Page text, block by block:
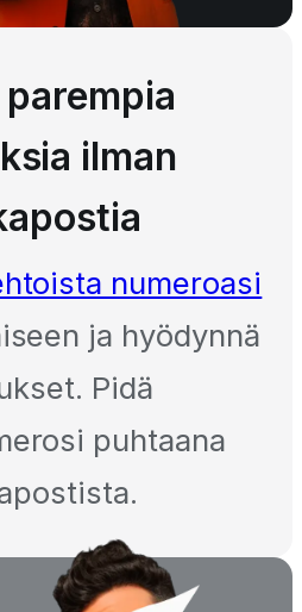
ilman
numeroasi
ja hyödynnä
Pidä
puhtaana